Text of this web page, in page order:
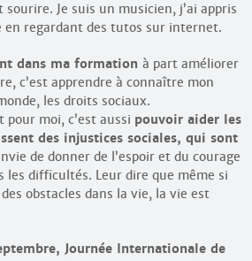
Je suis un musicien, j’ai appris
en regardant des tutos sur internet.
dans ma formation à part améliorer
c’est apprendre à connaître mon
les droits sociaux.
moi, c’est aussi pouvoir aider les
des injustices sociales, qui sont
de donner de l’espoir et du courage
les difficultés. Leur dire que même si
obstacles dans la vie, la vie est
Journée Internationale de